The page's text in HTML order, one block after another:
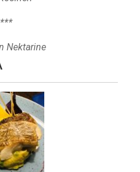
***
Nektarine